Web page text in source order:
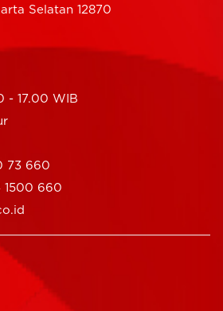
Selatan 12870
- 17.00 WIB
73 660
1500 660